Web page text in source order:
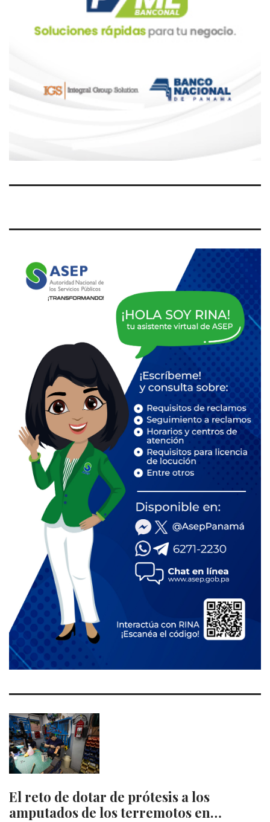
El reto de dotar de prótesis a los
amputados de los terremotos en…